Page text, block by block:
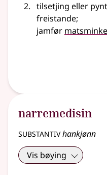
tilsetjing eller
freistande;
jamfør matsminke
narremedisin
substantivhankjønn
Vis bøying